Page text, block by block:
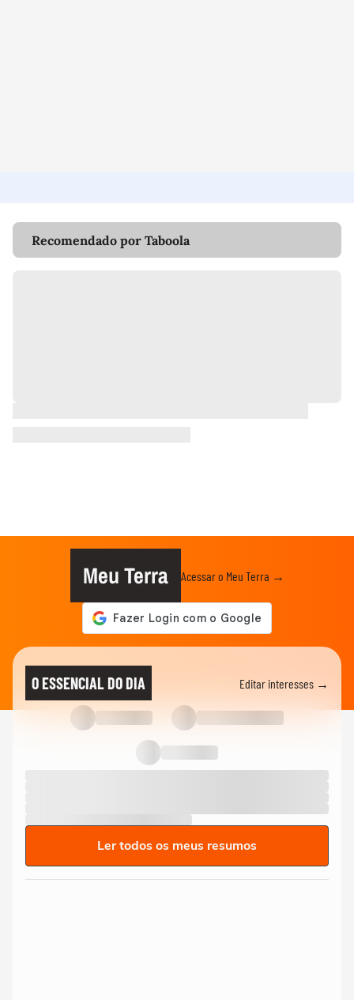
Recomendado por Taboola
Meu Terra Acessar o Meu Terra →
O ESSENCIAL DO DIA Editar interesses →
Ler todos os meus resumos